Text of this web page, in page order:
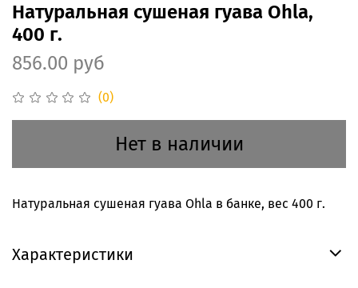
(0)
Натуральная сушеная гуава Ohla,
400 г.
856.00 руб
Нет в наличии
Натуральная сушеная гуава Ohla в банке, вес 400 г.
Характеристики